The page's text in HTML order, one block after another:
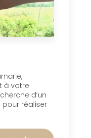
à votre
d’un
pour réaliser